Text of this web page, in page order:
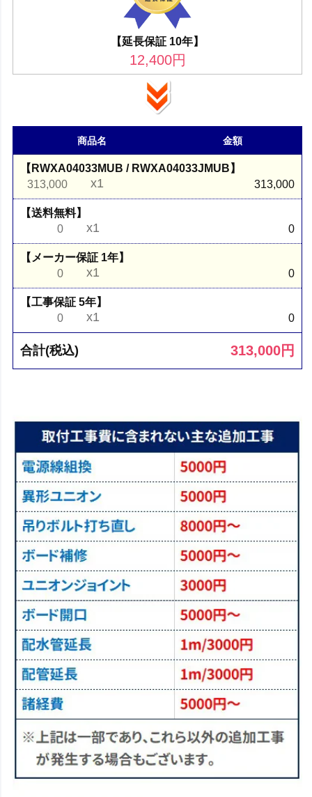
【延長保証 10年】
12,400円
商品名 金額
【RWXA04033MUB / RWXA04033JMUB】
313,000
x1 313,000
【送料無料】
0
x1 0
【メーカー保証 1年】
0
x1 0
【工事保証 5年】
0
x1 0
合計(税込) 313,000円